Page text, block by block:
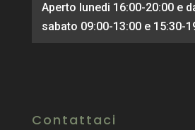
Aperto lunedi 16:00-20:00 e
sabato 09:00-13:00 e 15:30-
Contattaci